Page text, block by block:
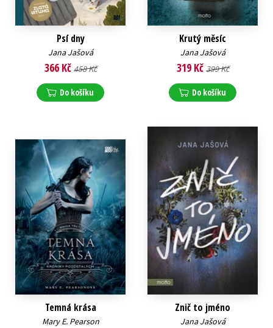
Psí dny
Jana Jašová
366 Kč 458 Kč
Do košíku
Krutý měsíc
Jana Jašová
319 Kč 399 Kč
Do košíku
Temná krása
Mary E. Pearson
Znič to jméno
Jana Jašová